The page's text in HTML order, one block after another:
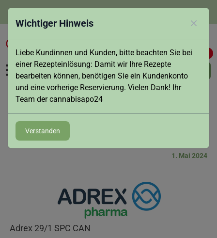
Wichtiger Hinweis
Liebe Kundinnen und Kunden, bitte beachten Sie bei
einer Rezepteinlösung: Damit wir Ihre Rezepte
bearbeiten können, benötigen Sie ein Kundenkonto
und eine vorherige Reservierung. Vielen Dank! Ihr
Team der cannabisapo24
Verstanden
0
1. Mai 2024
Adrex 29/1 SPC CAN